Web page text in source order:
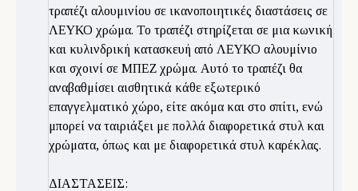
τραπέζι αλουμινίου σε ικανοποιητικές διαστάσεις σε
ΛΕΥΚΟ χρώμα. Το τραπέζι στηρίζεται σε μια κωνική
και κυλινδρική κατασκευή από ΛΕΥΚΟ αλουμίνιο
και σχοινί σε ΜΠΕΖ χρώμα. Αυτό το τραπέζι θα
αναβαθμίσει αισθητικά κάθε εξωτερικό
επαγγελματικό χώρο, είτε ακόμα και στο σπίτι, ενώ
μπορεί να ταιριάξει με πολλά διαφορετικά στυλ και
χρώματα, όπως και με διαφορετικά στυλ καρέκλας.
ΔΙΑΣΤΑΣΕΙΣ: